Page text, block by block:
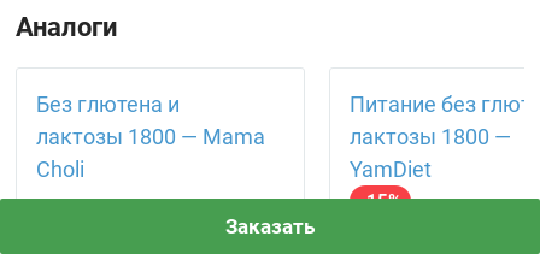
Аналоги
Без глютена и
лактозы 1800 — Mama
Choli
Питание без
лактозы 1800 —
YamDiet
-15%
Заказать